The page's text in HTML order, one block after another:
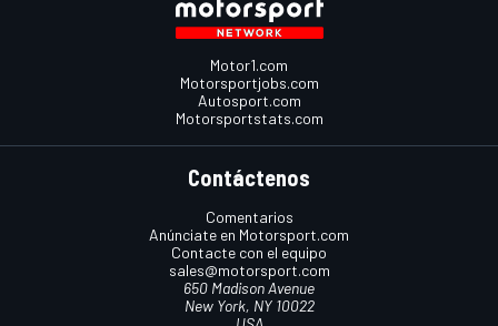
Motor1.com
Motorsportjobs.com
Autosport.com
Motorsportstats.com
Contáctenos
Comentarios
Anúnciate en Motorsport.com
Contacte con el equipo
sales@motorsport.com
650 Madison Avenue
New York, NY 10022